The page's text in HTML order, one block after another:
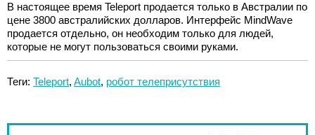
В настоящее время Teleport продается только в Австралии по
цене 3800 австралийских долларов. Интерфейс MindWave
продается отдельно, он необходим только для людей,
которые не могут пользоваться своими руками.
Теги: Teleport, Aubot, робот телеприсутствия